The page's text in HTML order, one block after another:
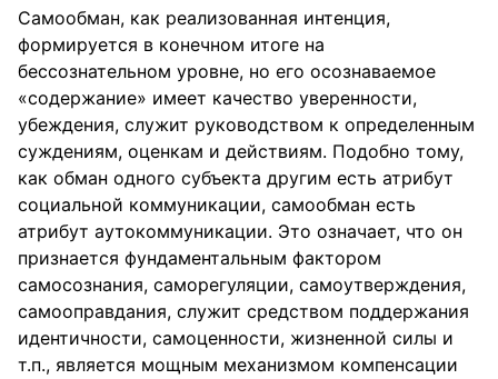
Самообман, как реализованная интенция,
формируется в конечном итоге на
бессознательном уровне, но его осознаваемое
«содержание» имеет качество уверенности,
убеждения, служит руководством к определенным
cуждениям, оценкам и действиям. Подобно тому,
как обман одного субъекта другим есть атрибут
социальной коммуникации, самообман есть
атрибут аутокоммуникации. Это означает, что он
признается фундаментальным фактором
самосознания, саморегуляции, самоутверждения,
самооправдания, служит средством поддержания
идентичности, самоценности, жизненной силы и
т.п., является мощным механизмом компенсации